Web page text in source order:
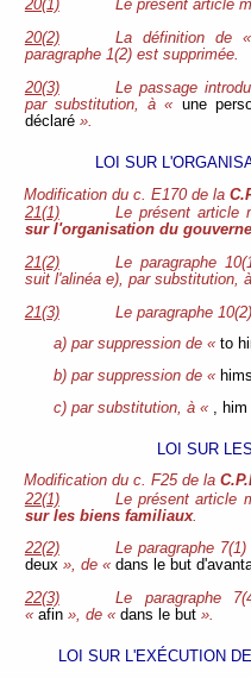
20(1)
Le présent article
20(2)
La définition de
paragraphe 1(2) est supprimée.
20(3)
Le passage
par substitution, à « une
déclaré ».
LOI SUR
Modification du c. E170 de la
21(1)
Le présent article
sur l'organisation du
21(2)
Le paragraphe
suit l'alinéa e), par substitution,
21(3)
Le paragraphe
a) par suppression de «to
b) par suppression de «
c) par substitution, à «
, him
LOI SUR
Modification du c. F25 de la
22(1)
Le présent article
sur les biens familiaux.
22(2)
Le paragraphe
deux», de « dans le but
22(3)
Le paragraphe
« afin», de « dans le but».
LOI SUR L'EXÉCUTION